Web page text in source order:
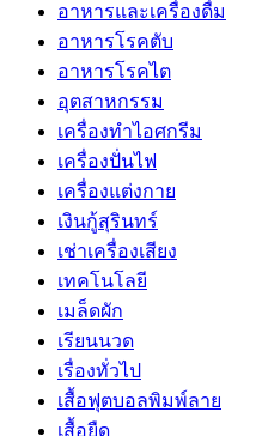
อาหารและเครื่องดื่ม
อาหารโรคตับ
อาหารโรคไต
อุตสาหกรรม
เครื่องทำไอศกรีม
เครื่องปั่นไฟ
เครื่องแต่งกาย
เงินกู้สุรินทร์
เช่าเครื่องเสียง
เทคโนโลยี
เมล็ดผัก
เรียนนวด
เรื่องทั่วไป
เสื้อฟุตบอลพิมพ์ลาย
เสื้อยืด